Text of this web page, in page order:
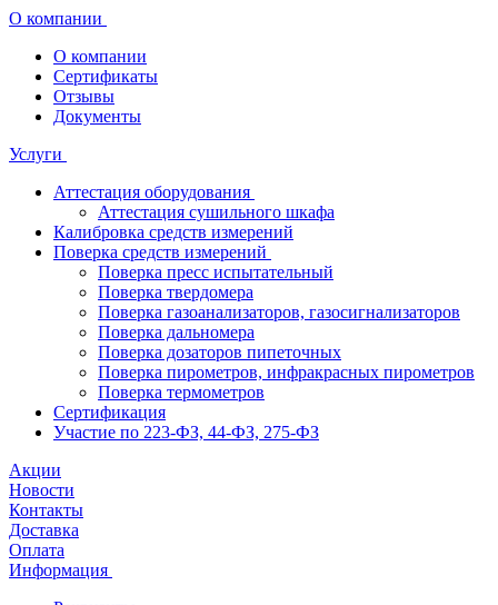
О компании
О компании
Сертификаты
Отзывы
Документы
Услуги
Аттестация оборудования
Аттестация сушильного шкафа
Калибровка средств измерений
Поверка средств измерений
Поверка пресс испытательный
Поверка твердомера
Поверка газоанализаторов, газосигнализаторов
Поверка дальномера
Поверка дозаторов пипеточных
Поверка пирометров, инфракрасных пирометров
Поверка термометров
Сертификация
Участие по 223-ФЗ, 44-ФЗ, 275-ФЗ
Акции
Новости
Контакты
Доставка
Оплата
Информация